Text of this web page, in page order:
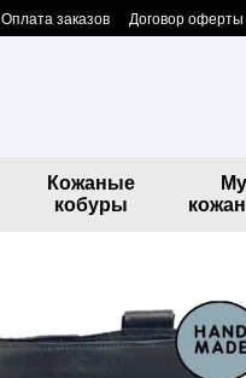
Оплата заказов Договор оферты
Кожаные
кобуры